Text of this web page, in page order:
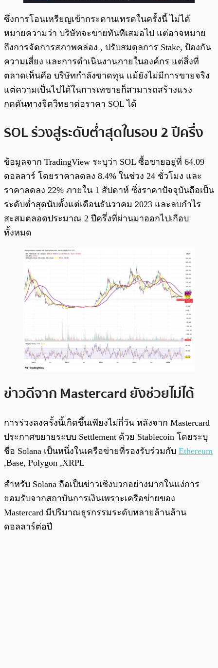
ซึ่งการโอนเหรียญเข้ากระดานเทรดในครั้งนี้ ไม่ได้
หมายความว่า บริษัทจะขายทันทีเสมอไป แต่อาจหมาย
ถึงการจัดการสภาพคล่อง , ปรับสมดุลการ Stake, ป้องกัน
ความเสี่ยง และการดำเนินงานภายในองค์กร แต่สิ่งที่
ตลาดเห็นคือ บริษัทกำลังขาดทุน แม้ยังไม่มีการขายจริง
แต่ความเป็นไปได้ในการเทขายก็สามารถสร้างแรง
กดดันทางจิตวิทยาต่อราคา SOL ได้
SOL ร่วงสู่ระดับต่ำสุดในรอบ 2 ปีครึ่ง
ข้อมูลจาก TradingView ระบุว่า SOL ซื้อขายอยู่ที่ 64.09
ดอลลาร์ โดยราคาลดลง 8.4% ในช่วง 24 ชั่วโมง และ
ราคาลดลง 22% ภายใน 1 สัปดาห์ ซึ่งราคาปัจจุบันถือเป็น
ระดับต่ำสุดนับตั้งแต่เดือนธันวาคม 2023 และลบกำไร
สะสมตลอดประมาณ 2 ปีครึ่งที่ผ่านมาออกไปเกือบ
ทั้งหมด
ข่าวดีจาก Mastercard ยังช่วยไม่ได้
การร่วงลงครั้งนี้เกิดขึ้นเพียงไม่กี่วัน หลังจาก Mastercard
ประกาศขยายระบบ Settlement ด้วย Stablecoin โดยระบุ
ชื่อ Solana เป็นหนึ่งในเครือข่ายที่รองรับร่วมกับ Ethereum
,Base, Polygon ,XRPL
สำหรับ Solana ถือเป็นข่าวเชิงบวกอย่างมากในแง่การ
ยอมรับจากสถาบันการเงินเพราะเครือข่ายของ
Mastercard มีปริมาณธุรกรรมระดับหลายล้านล้าน
ดอลลาร์ต่อปี